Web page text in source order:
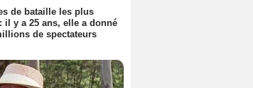
de bataille les plus
il y a 25 ans, elle a donné
de spectateurs